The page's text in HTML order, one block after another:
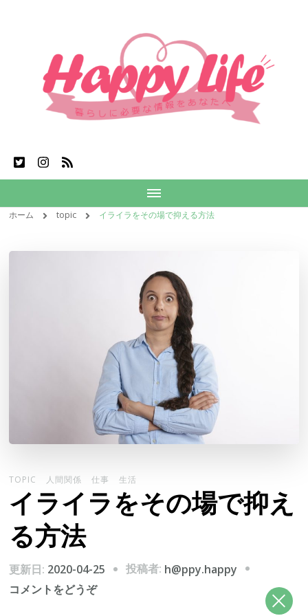
ホーム topic イライラをその場で抑える方法
TOPIC 人間関係 仕事 生活
イライラをその場で抑え
る方法
更新日: 2020-04-25 投稿者: h@ppy.happy
コメントをどうぞ(イ